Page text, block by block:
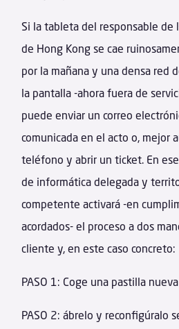
Si la tableta del responsable de
de Hong Kong se cae
por la mañana y una densa red
la pantalla -ahora fuera de
puede enviar un correo
comunicada en el acto o, mejor
teléfono y abrir un ticket. En
de informática delegada y
competente activará -en
acordados- el proceso a dos
cliente y, en este caso concreto:
PASO 1: Coge una pastilla
PASO 2: ábrelo y reconfigúralo